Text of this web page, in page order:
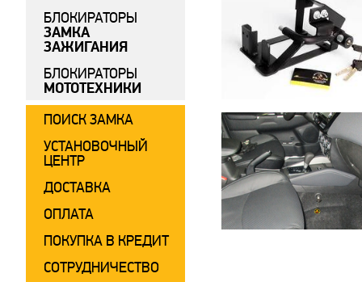
БЛОКИРАТОРЫ
ЗАМКА
ЗАЖИГАНИЯ
БЛОКИРАТОРЫ
МОТОТЕХНИКИ
ПОИСК ЗАМКА
УСТАНОВОЧНЫЙ
ЦЕНТР
ДОСТАВКА
ОПЛАТА
ПОКУПКА В КРЕДИТ
СОТРУДНИЧЕСТВО